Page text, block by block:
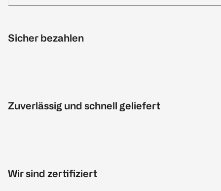
Sicher bezahlen
Zuverlässig und schnell geliefert
Wir sind zertifiziert